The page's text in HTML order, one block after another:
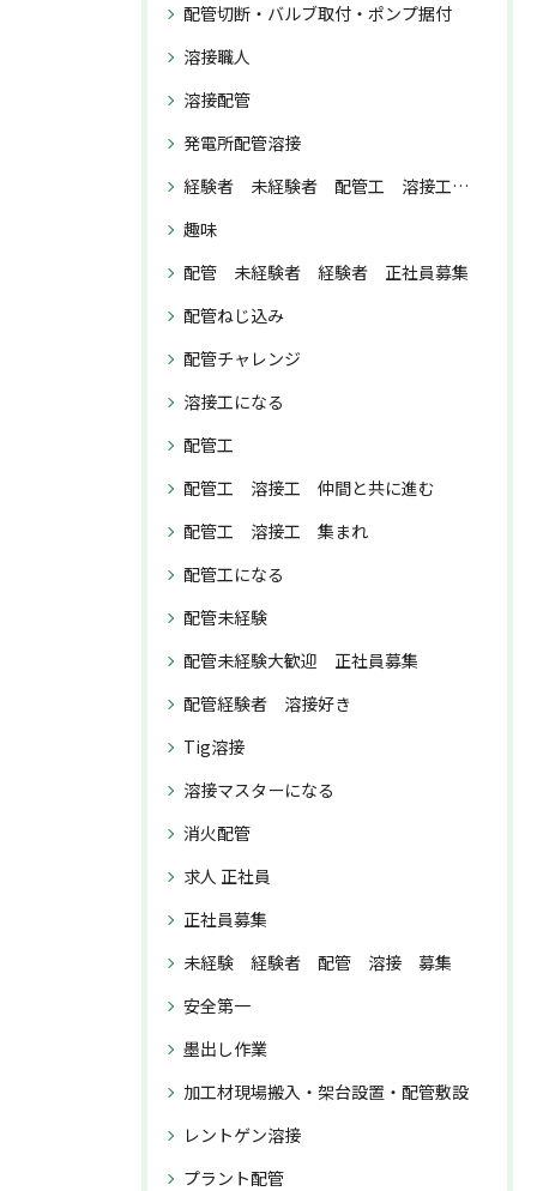
配管切断・バルブ取付・ポンプ据付
溶接職人
溶接配管
発電所配管溶接
経験者 未経験者 配管工 溶接工 正社員募集
趣味
配管 未経験者 経験者 正社員募集
配管ねじ込み
配管チャレンジ
溶接工になる
配管工
配管工 溶接工 仲間と共に進む
配管工 溶接工 集まれ
配管工になる
配管未経験
配管未経験大歓迎 正社員募集
配管経験者 溶接好き
Tig溶接
溶接マスターになる
消火配管
求人 正社員
正社員募集
未経験 経験者 配管 溶接 募集
安全第一
墨出し作業
加工材現場搬入・架台設置・配管敷設
レントゲン溶接
プラント配管